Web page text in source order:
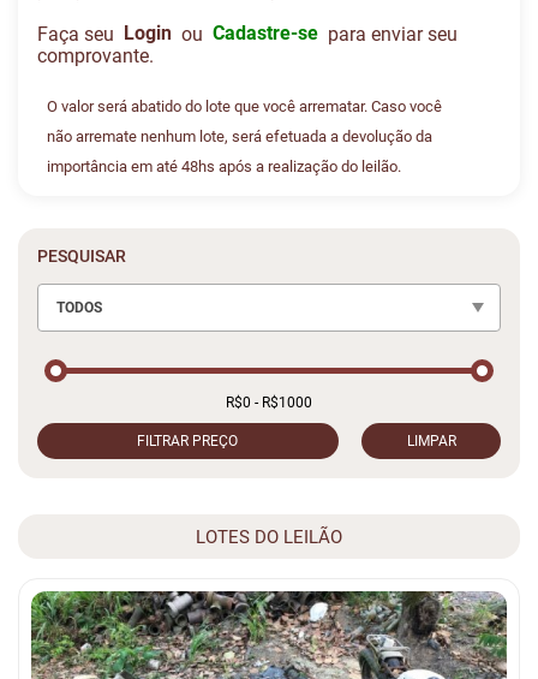
Faça seu Login ou Cadastre-se para enviar seu
comprovante.
O valor será abatido do lote que você arrematar. Caso você
não arremate nenhum lote, será efetuada a devolução da
importância em até 48hs após a realização do leilão.
PESQUISAR
TODOS
FILTRAR PREÇO LIMPAR
LOTES DO LEILÃO